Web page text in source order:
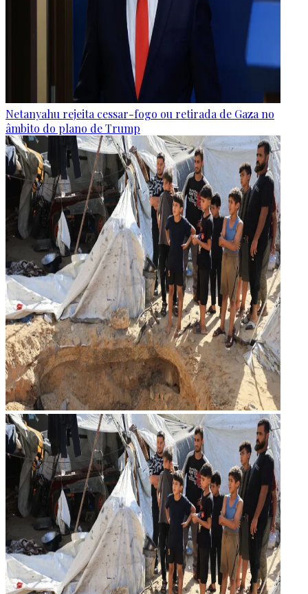
Netanyahu rejeita cessar-fogo ou retirada de Gaza no
âmbito do plano de Trump